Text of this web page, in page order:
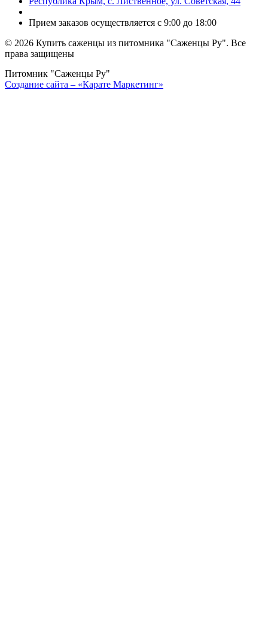
Прием заказов осуществляется с 9:00 до 18:00
© 2026 Купить саженцы из питомника "Саженцы Ру". Все
права защищены
Питомник "Саженцы Ру"
Создание сайта – «Карате Маркетинг»